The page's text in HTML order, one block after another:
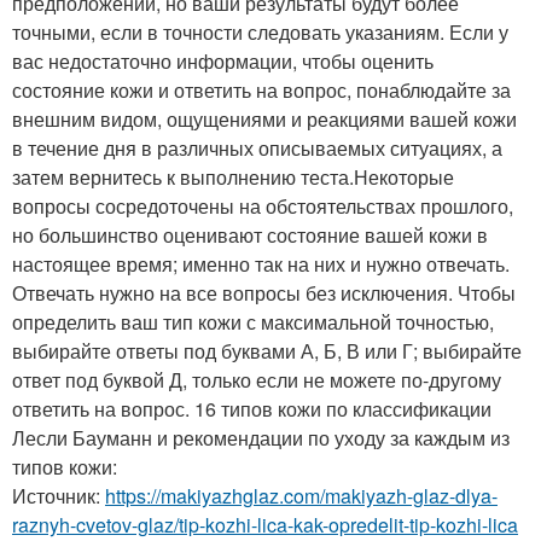
точными, если в точности следовать указаниям. Если у
вас недостаточно информации, чтобы оценить
состояние кожи и ответить на вопрос, понаблюдайте за
внешним видом, ощущениями и реакциями вашей кожи
в течение дня в различных описываемых ситуациях, а
затем вернитесь к выполнению теста.Некоторые
вопросы сосредоточены на обстоятельствах прошлого,
но большинство оценивают состояние вашей кожи в
настоящее время; именно так на них и нужно отвечать.
Отвечать нужно на все вопросы без исключения. Чтобы
определить ваш тип кожи с максимальной точностью,
выбирайте ответы под буквами А, Б, В или Г; выбирайте
ответ под буквой Д, только если не можете по-другому
ответить на вопрос. 16 типов кожи по классификации
Лесли Бауманн и рекомендации по уходу за каждым из
типов кожи:
Источник: https://makiyazhglaz.com/makiyazh-glaz-dlya-
raznyh-cvetov-glaz/tip-kozhi-lica-kak-opredelit-tip-kozhi-lica